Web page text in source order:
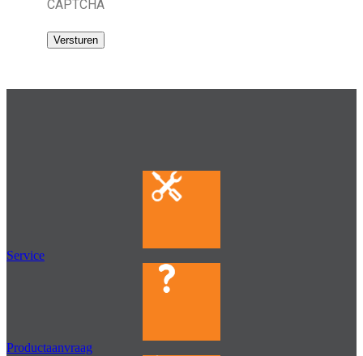
CAPTCHA
Service
Productaanvraag